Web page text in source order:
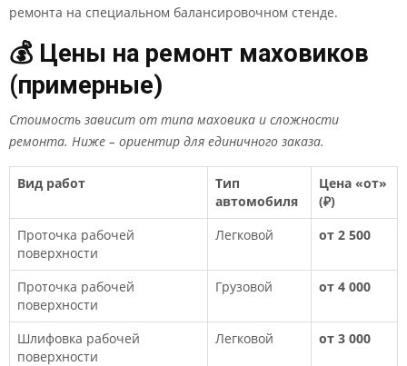
ремонта на специальном балансировочном стенде.
💰 Цены на ремонт маховиков
(примерные)
Стоимость зависит от типа маховика и сложности
ремонта. Ниже – ориентир для единичного заказа.
Вид работ
Тип
автомобиля
Цена «от»
(₽)
Проточка рабочей
поверхности
Легковой от 2 500
Проточка рабочей
поверхности
Грузовой от 4 000
Шлифовка рабочей
поверхности
Легковой от 3 000